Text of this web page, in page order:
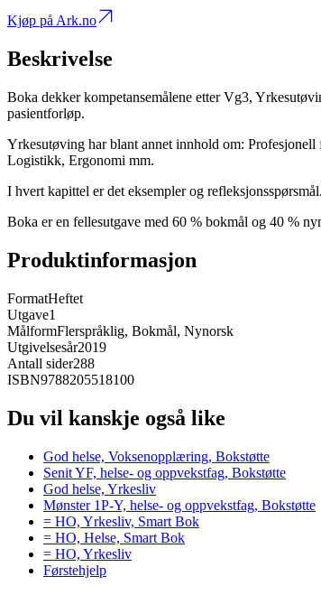
Kjøp på Ark.no
Beskrivelse
Boka dekker kompetansemålene etter Vg3,
pasientforløp.
Yrkesutøving har blant annet innhold om:
Logistikk, Ergonomi mm.
I hvert kapittel er det eksempler og
Boka er en fellesutgave med 60 % bokmål og 40 %
Produktinformasjon
FormatHeftet
Utgave1
MålformFlerspråklig, Bokmål, Nynorsk
Utgivelsesår2019
Antall sider288
ISBN9788205518100
Du vil kanskje også like
God helse, Voksenopplæring, Bokstøtte
Senit YF, helse- og oppvekstfag, Bokstøtte
God helse, Yrkesliv
Mønster 1P-Y, helse- og oppvekstfag, Bokstøtte
= HO, Yrkesliv, Smart Bok
= HO, Helse, Smart Bok
= HO, Yrkesliv
Førstehjelp